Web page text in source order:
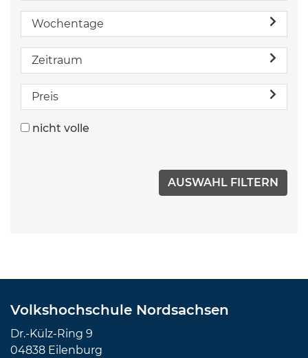
Wochentage
Zeitraum
Preis
nicht volle
Volkshochschule Nordsachsen
Dr.-Külz-Ring 9
04838 Eilenburg